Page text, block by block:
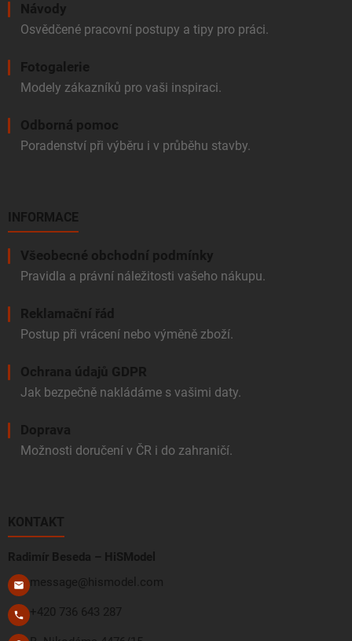
Návody
Osvědčené pracovní postupy a tipy pro práci.
Fotogalerie
Modely zákazníků pro vaši inspiraci.
Odborná pomoc
Poradenství při výběru i v průběhu stavby.
INFORMACE
Všeobecné obchodní podmínky
Pravidla a právní náležitosti vašeho nákupu.
Reklamační řád
Postup při vrácení nebo výměně zboží.
Ochrana údajů GDPR
Jak bezpečně nakládáme s vašimi daty.
Doprava
Možnosti doručení v ČR i do zahraničí.
KONTAKT
Radimír Beseda – HiSModel
message@hismodel.com
+420 736 643 287